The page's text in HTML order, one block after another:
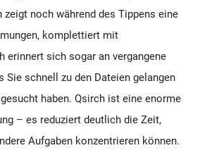
zeigt noch während des Tippens eine
komplettiert mit
erinnert sich sogar an vergangene
Sie schnell zu den Dateien gelangen
haben. Qsirch ist eine enorme
– es reduziert deutlich die Zeit,
Aufgaben konzentrieren können.